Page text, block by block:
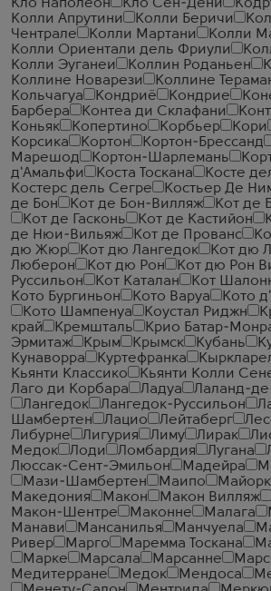
Кло Наполеон
Кло Сен-Дени
Колли Апрутини
Колли Беричи
Чентрале
Колли Мартани
Колли
Колли Ориентали дель Фриули
Колли Эуганеи
Коллин Роданьен
Коллине Новарези
Коллине
Кольчагуа
Кондриё Кондрие
Барбера
Контеа ди Склафани
Коньяк
Копертино Корбьер Кори
Корсика
Кортон Кортон-Брессанд
Марешод
Кортон-Шарлемань
д'Амальфи
Коста Тоскана
Косте
Костерс дель Сегре
Костьер Де
де Бон
Кот де Бон-Вилляж Кот де
Кот де Гасконь
Кот де Кастийон
де Нюи-Вильяж
Кот де Прованс
дю Жюр
Кот дю Лангедок Кот дю
Люберон
Кот дю Рон Кот дю Рон
Руссильон
Кот Каталан Кот
Кото Бургиньон
Кото Варуа
Кото
Кото Шампенуа
Коустал Риджн
край
Кремшталь Крио Батар-
Эрмитаж
Крым Крымск Кубань
Кунаворра
Куртефранка
Кьянти Классико
Кьянти Колли
Лаго ди Корбара
Ладуа Лаланд-
Лангедок
Лангедок-Руссильон
Шамбертен
Лацио Лейтаберг
Либурне
Лигурия Лиму Лирак
Медок
Лоди Ломбардия Лугана
Люссак-Сент-Эмильон
Мадейра
Мази-Шамбертен
Маипо
Македония
Макон Макон Вилляж
Макон-Шентре
Маконне Малага
Манави
Мансанилья Манчуела
Ривер
Марго Маремма Тоскана
Марке
Марсала Марсанне
Медитерране
Медок Мендоса